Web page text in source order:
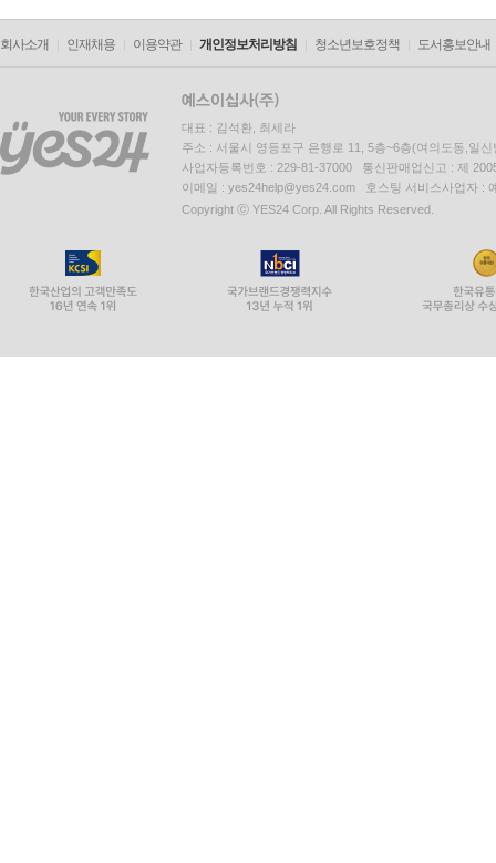
회사소개 인재채용 이용약관 개인정보처리방침 청소년보호정책 도서홍보안내
대표 : 김석환, 최세라
주소 : 서울시 영등포구 은행로 11, 5층~6층(여의도동,일신
사업자등록번호 : 229-81-37000 통신판매업신고 : 제
이메일 : yes24help@yes24.com 호스팅 서비스사업자 :
Copyright ⓒ YES24 Corp. All Rights Reserved.